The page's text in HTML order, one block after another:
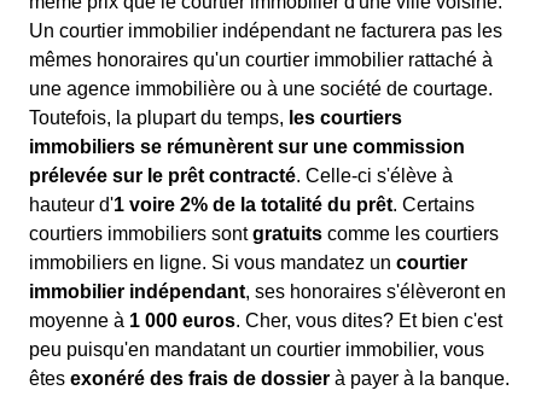
Un courtier immobilier indépendant ne facturera pas les
mêmes honoraires qu'un courtier immobilier rattaché à
une agence immobilière ou à une société de courtage.
Toutefois, la plupart du temps, les courtiers
immobiliers se rémunèrent sur une commission
prélevée sur le prêt contracté. Celle-ci s'élève à
hauteur d'1 voire 2% de la totalité du prêt. Certains
courtiers immobiliers sontgratuits comme les courtiers
immobiliers en ligne. Si vous mandatez un courtier
immobilier indépendant, ses honoraires s'élèveront en
moyenne à 1 000 euros. Cher, vous dites? Et bien c'est
peu puisqu'en mandatant un courtier immobilier, vous
êtes exonéré des frais de dossier à payer à la banque.